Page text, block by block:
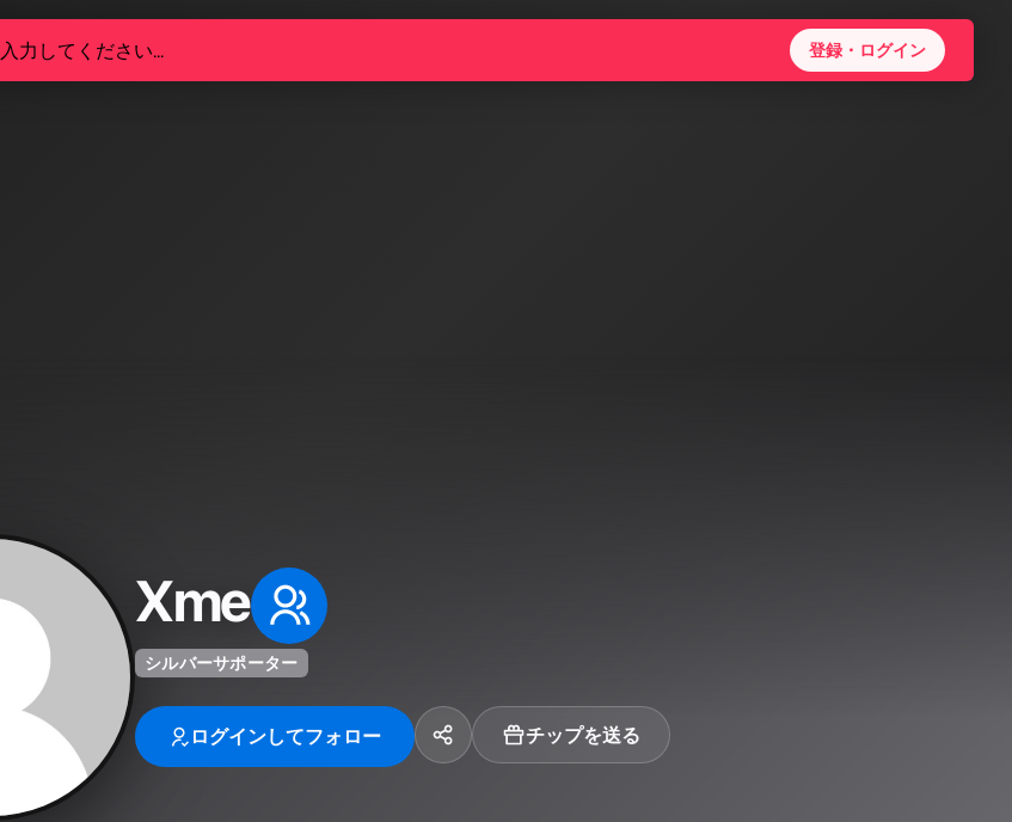
登録・ログイン
Xme
シルバーサポーター
ログインしてフォロー チップを送る